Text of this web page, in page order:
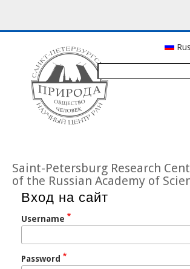
Saint-Petersburg Research
of the Russian Academy of
Вход на сайт
Username
Password